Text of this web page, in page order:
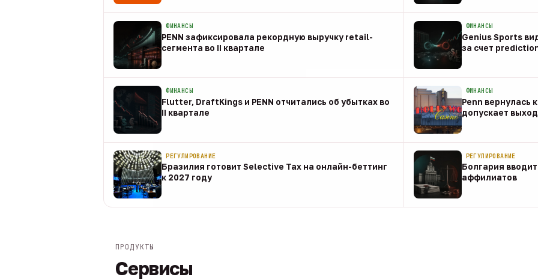
ФИНАНСЫ
PENN зафиксировала рекордную выручку retail-
сегмента во II квартале
ФИНАНСЫ
Genius Sports
за счет
08 авг
ФИНАНСЫ
Flutter, DraftKings и PENN отчитались об убытках во
II квартале
ФИНАНСЫ
Penn вернулась
допускает
08 авг
РЕГУЛИРОВАНИЕ
Бразилия готовит Selective Tax на онлайн-беттинг
к 2027 году
РЕГУЛИРОВАНИЕ
Болгария
аффилиатов
08 авг
ПРОДУКТЫ
Сервисы